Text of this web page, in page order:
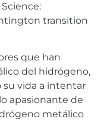
transition
que han
del hidrógeno,
su vida a intentar
apasionante de
metálico